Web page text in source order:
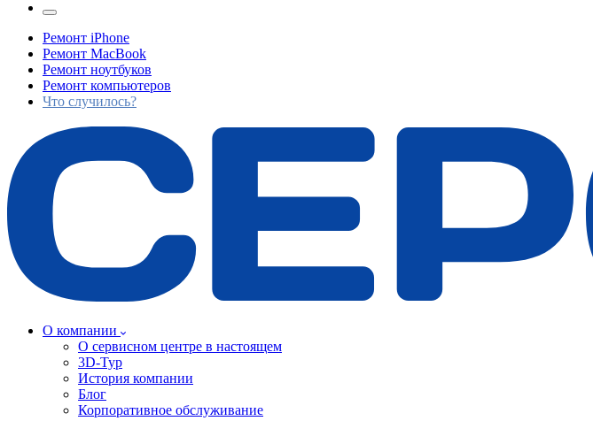
Ремонт iPhone
Ремонт MacBook
Ремонт ноутбуков
Ремонт компьютеров
Что случилось?
О компании
О сервисном центре в настоящем
3D-Тур
История компании
Блог
Корпоративное обслуживание